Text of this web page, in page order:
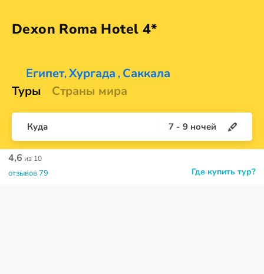
Dexon Roma Hotel 4*
Египет, Хургада , Саккала
Туры
Страны мира
Куда 7 - 9 ночей
Где купить тур?
4,6 из 10
отзывов 79